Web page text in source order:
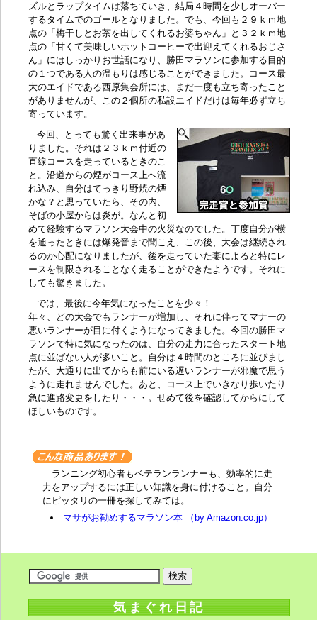
ズルとラップタイムは落ちていき、結局４時間を少しオーバー
するタイムでのゴールとなりました。でも、今回も２９ｋｍ地
点の「梅干しとお茶を出してくれるお婆ちゃん」と３２ｋｍ地
点の「甘くて美味しいホットコーヒーで出迎えてくれるおじさ
ん」にはしっかりお世話になり、勝田マラソンに参加する目的
の１つである人の温もりは感じることができました。コース最
大のエイドである西原集会所には、まだ一度も立ち寄ったこと
がありませんが、この２個所の私設エイドだけは毎年必ず立ち
寄っています。
今回、とっても驚く出来事があ
りました。それは２３ｋｍ付近の
直線コースを走っているときのこ
と。沿道からの煙がコース上へ流
れ込み、自分はてっきり野焼の煙
かな？と思っていたら、その内、
そばの小屋からは炎が。なんと初
めて経験するマラソン大会中の火災なのでした。丁度自分が横
を通ったときには爆発音まで聞こえ、この後、大会は継続され
るのか心配になりましたが、後を走っていた妻によると特にレ
ースを制限されることなく走ることができたようです。それに
しても驚きました。
では、最後に今年気になったことを少々！
年々、どの大会でもランナーが増加し、それに伴ってマナーの
悪いランナーが目に付くようになってきました。今回の勝田マ
ラソンで特に気になったのは、自分の走力に合ったスタート地
点に並ばない人が多いこと。自分は４時間のところに並びまし
たが、大通りに出てからも前にいる遅いランナーが邪魔で思う
ように走れませんでした。あと、コース上でいきなり歩いたり
急に進路変更をしたり・・・。せめて後を確認してからにして
ほしいものです。
ランニング初心者もベテランランナーも、効率的に走
力をアップするには正しい知識を身に付けること。自分
にピッタリの一冊を探してみては。
マサがお勧めするマラソン本 （by Amazon.co.jp）
気まぐれ日記